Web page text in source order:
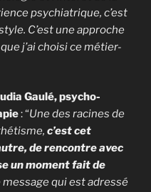
psychiatrique, c’est
C’est une approche
j’ai choisi ce métier-
Gaulé, psycho-
: “Une des racines de
c’est cet
de rencontre avec
un moment fait de
message qui est adressé